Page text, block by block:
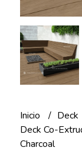
Inicio Deck
Deck Co-
Charcoal